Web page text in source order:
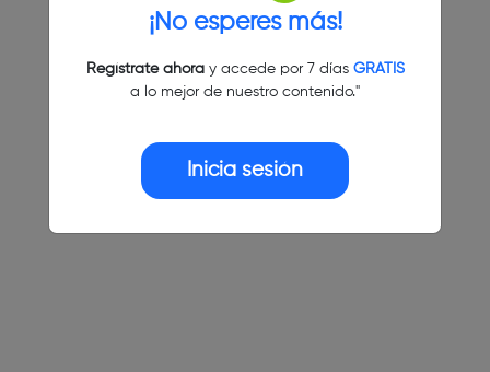
¡No esperes más!
Regístrate ahoray accede por 7 días GRATIS
a lo mejor de nuestro contenido."
Inicia sesión